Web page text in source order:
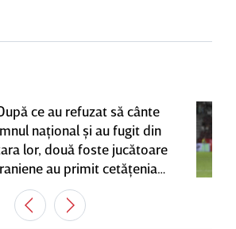
ce au refuzat să cânte
naţional şi au fugit din
lor, două foste jucătoare
au primit cetăţenia
australiană